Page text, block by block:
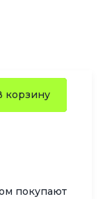
корзину
покупают